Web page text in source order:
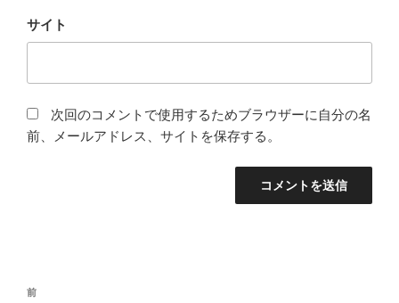
サイト
次回のコメントで使用するためブラウザーに自分の名
前、メールアドレス、サイトを保存する。
投
前
前